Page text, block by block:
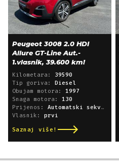
Peugeot 3008 2.0 HDI
Allure GT-Line Aut.-
1.vlasnik, 39.600 km!
Kilometara: 39590
Tip goriva:
Diesel
Obujam motora: 1997
Snaga motora: 130
Prijenos: Automatski sekvencijski
Vlasnik: prvi
Saznaj više!